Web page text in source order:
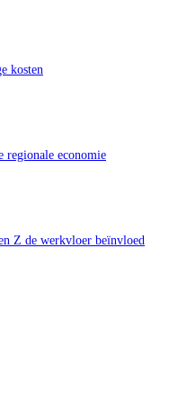
kosten
regionale economie
Z de werkvloer beïnvloed